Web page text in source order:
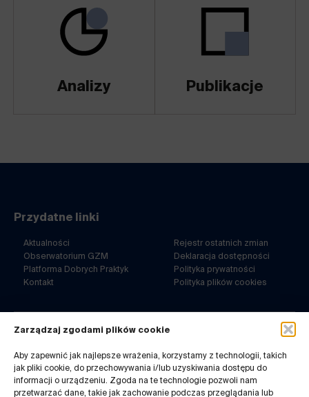
Zarządzaj zgodami plików cookie
Aby zapewnić jak najlepsze wrażenia, korzystamy z technologii, takich
jak pliki cookie, do przechowywania i/lub uzyskiwania dostępu do
informacji o urządzeniu. Zgoda na te technologie pozwoli nam
przetwarzać dane, takie jak zachowanie podczas przeglądania lub
Analizy Publikacje
40-053 Katowice
32 7180-767
pn-pt. 8-14
Przydatne linki
Aktualności
Obserwatorium GZM
Platforma Dobrych Praktyk
Kontakt
Rejestr ostatnich zmian
Deklaracja dostępności
Polityka prywatności
Polityka plików cookies